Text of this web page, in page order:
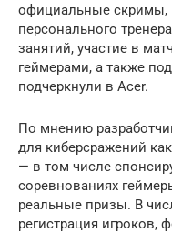
официальные скримы,
персонального
занятий, участие в
геймерами, а также
подчеркнули в Acer.
По мнению
для киберсражений
— в том числе
соревнованиях
реальные призы. В
регистрация игроков,